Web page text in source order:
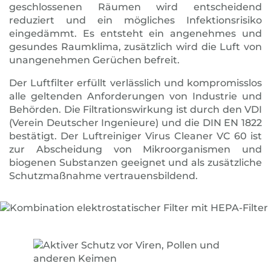
geschlossenen Räumen wird entscheidend
reduziert und ein mögliches Infektionsrisiko
eingedämmt. Es entsteht ein angenehmes und
gesundes Raumklima, zusätzlich wird die Luft von
unangenehmen Gerüchen befreit.
Der Luftfilter erfüllt verlässlich und kompromisslos
alle geltenden Anforderungen von Industrie und
Behörden. Die Filtrationswirkung ist durch den VDI
(Verein Deutscher Ingenieure) und die DIN EN 1822
bestätigt. Der Luftreiniger Virus Cleaner VC 60 ist
zur Abscheidung von Mikroorganismen und
biogenen Substanzen geeignet und als zusätzliche
Schutzmaßnahme vertrauensbildend.